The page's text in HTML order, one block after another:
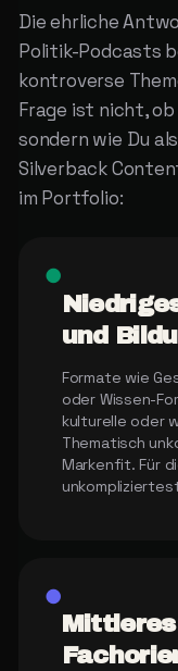
Die ehrliche
Politik-Podcasts
kontroverse
Frage ist nicht,
sondern wie Du
Silverback
im Portfolio:
●
und
Formate wie
oder Wissen-
kulturelle oder
Thematisch
Markenfit. Für
●